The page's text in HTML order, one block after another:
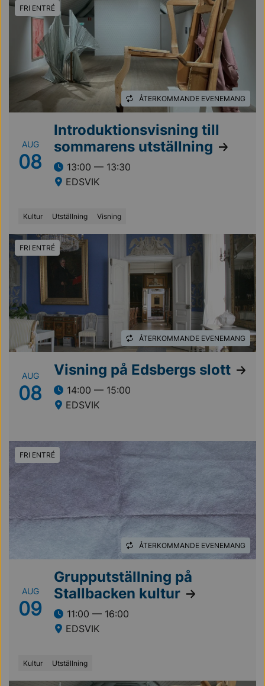
FRI ENTRÉ
ÅTERKOMMANDE EVENEMANG
AUG
08
Introduktionsvisning till
sommarens utställning
13:00 — 13:30
EDSVIK
Kultur Utställning Visning
FRI ENTRÉ
ÅTERKOMMANDE EVENEMANG
AUG
08
Visning på Edsbergs slott
14:00 — 15:00
EDSVIK
FRI ENTRÉ
ÅTERKOMMANDE EVENEMANG
AUG
09
Grupputställning på
Stallbacken kultur
11:00 — 16:00
EDSVIK
Kultur Utställning